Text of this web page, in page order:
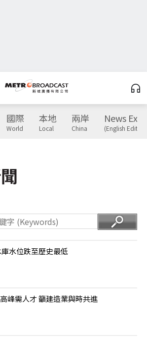
國際
World
本地
Local
兩岸
China
News
(English
水位跌至歷史最低
峰需人才 籲建造業與時共進